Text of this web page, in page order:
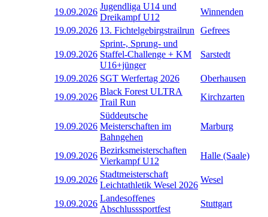
19.09.2026
Jugendliga U14 und
Dreikampf U12
Winnenden
19.09.2026 13. Fichtelgebirgstrailrun Gefrees
19.09.2026
Sprint-, Sprung- und
Staffel-Challenge + KM
U16+jünger
Sarstedt
19.09.2026 SGT Werfertag 2026
Oberhausen
19.09.2026
Black Forest ULTRA
Trail Run
Kirchzarten
19.09.2026
Süddeutsche
Meisterschaften im
Bahngehen
Marburg
19.09.2026
Bezirksmeisterschaften
Vierkampf U12
Halle (Saale)
19.09.2026
Stadtmeisterschaft
Leichtathletik Wesel 2026
Wesel
19.09.2026
Landesoffenes
Abschlusssportfest
Stuttgart